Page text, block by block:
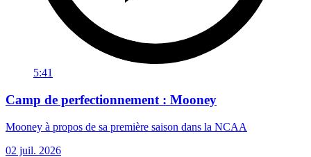
5:41
Camp de perfectionnement : Mooney
Mooney à propos de sa première saison dans la NCAA
02 juil. 2026